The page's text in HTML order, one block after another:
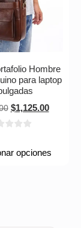
Hombre
para laptop
$1,125.00
opciones